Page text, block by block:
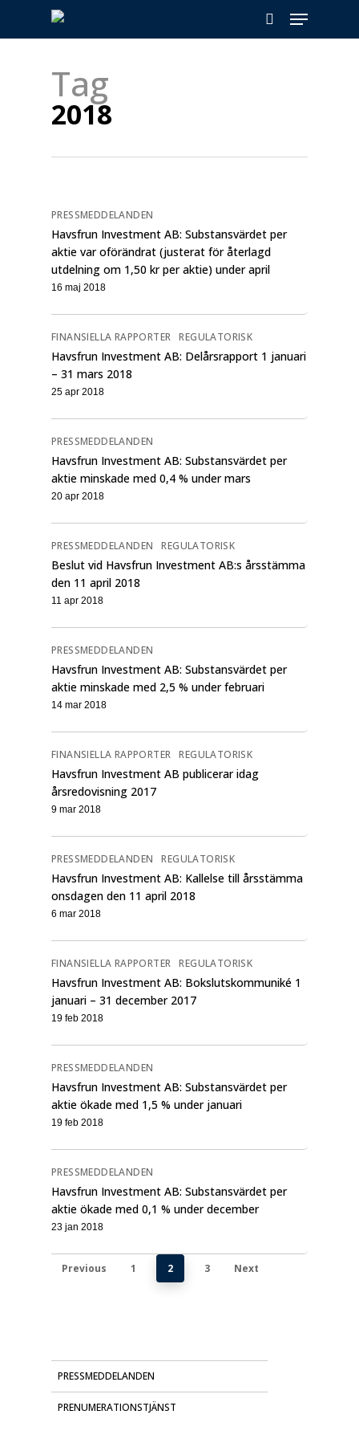
main
search
Menu
Tag
2018
PRESSMEDDELANDEN
Havsfrun Investment AB: Substansvärdet per
aktie var oförändrat (justerat för återlagd
utdelning om 1,50 kr per aktie) under april
16 maj 2018
FINANSIELLA RAPPORTER REGULATORISK
Havsfrun Investment AB: Delårsrapport 1 januari
– 31 mars 2018
25 apr 2018
PRESSMEDDELANDEN
Havsfrun Investment AB: Substansvärdet per
aktie minskade med 0,4 % under mars
20 apr 2018
PRESSMEDDELANDEN REGULATORISK
Beslut vid Havsfrun Investment AB:s årsstämma
den 11 april 2018
11 apr 2018
PRESSMEDDELANDEN
Havsfrun Investment AB: Substansvärdet per
aktie minskade med 2,5 % under februari
14 mar 2018
FINANSIELLA RAPPORTER REGULATORISK
Havsfrun Investment AB publicerar idag
årsredovisning 2017
9 mar 2018
PRESSMEDDELANDEN REGULATORISK
Havsfrun Investment AB: Kallelse till årsstämma
onsdagen den 11 april 2018
6 mar 2018
FINANSIELLA RAPPORTER REGULATORISK
Havsfrun Investment AB: Bokslutskommuniké 1
januari – 31 december 2017
19 feb 2018
PRESSMEDDELANDEN
Havsfrun Investment AB: Substansvärdet per
aktie ökade med 1,5 % under januari
19 feb 2018
PRESSMEDDELANDEN
Havsfrun Investment AB: Substansvärdet per
aktie ökade med 0,1 % under december
23 jan 2018
Previous 1 2 3 Next
PRESSMEDDELANDEN
PRENUMERATIONSTJÄNST